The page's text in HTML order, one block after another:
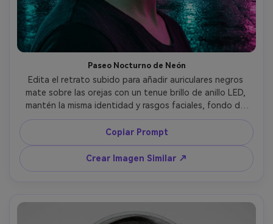
Paseo Nocturno de Neón
Edita el retrato subido para añadir auriculares negros
mate sobre las orejas con un tenue brillo de anillo LED,
mantén la misma identidad y rasgos faciales, fondo de
calle urbana de neón lluvioso con reflejos en el pavimento,
gradación de color teal y magenta, luz suave en el
cabello, tomada con Sony A7IV 85mm f/1.4, encuadre de
medio cuerpo, poca profundidad de campo, textura de
piel ultra realista, fotografía editorial de calle, enfoque
Copiar Prompt
Crear Imagen Similar ↗